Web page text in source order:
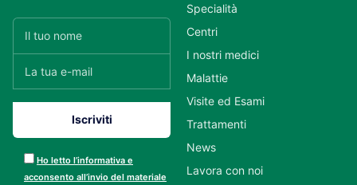
Ho letto l’informativa e
acconsento all’invio del materiale
Specialità
Centri
I nostri medici
Malattie
Visite ed Esami
Trattamenti
News
Lavora con noi